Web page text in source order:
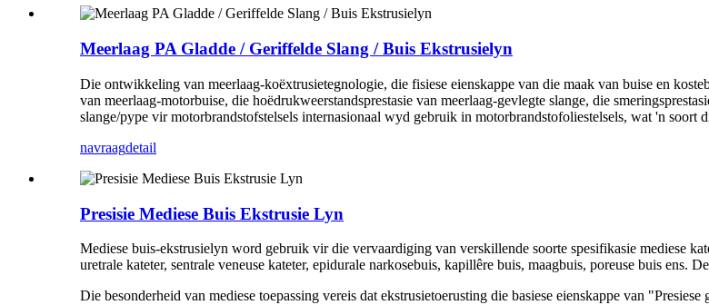
Meerlaag PA Gladde / Geriffelde Slang / Buis Ekstrusielyn
Die ontwikkeling van meerlaag-koëxtrusietegnologie, die fisiese eienskappe van die maak van buise en
van meerlaag-motorbuise, die hoëdrukweerstandsprestasie van meerlaag-gevlegte slange, die
slange/pype vir motorbrandstofstelsels internasionaal wyd gebruik in motorbrandstofoliestelsels, wat 'n soort
navraagdetail
Presisie Mediese Buis Ekstrusie Lyn
Mediese buis-ekstrusielyn word gebruik vir die vervaardiging van verskillende soorte spesifikasie mediese
uretrale kateter, sentrale veneuse kateter, epidurale narkosebuis, kapillêre buis, maagbuis, poreuse buis ens.
Die besonderheid van mediese toepassing vereis dat ekstrusietoerusting die basiese eienskappe van